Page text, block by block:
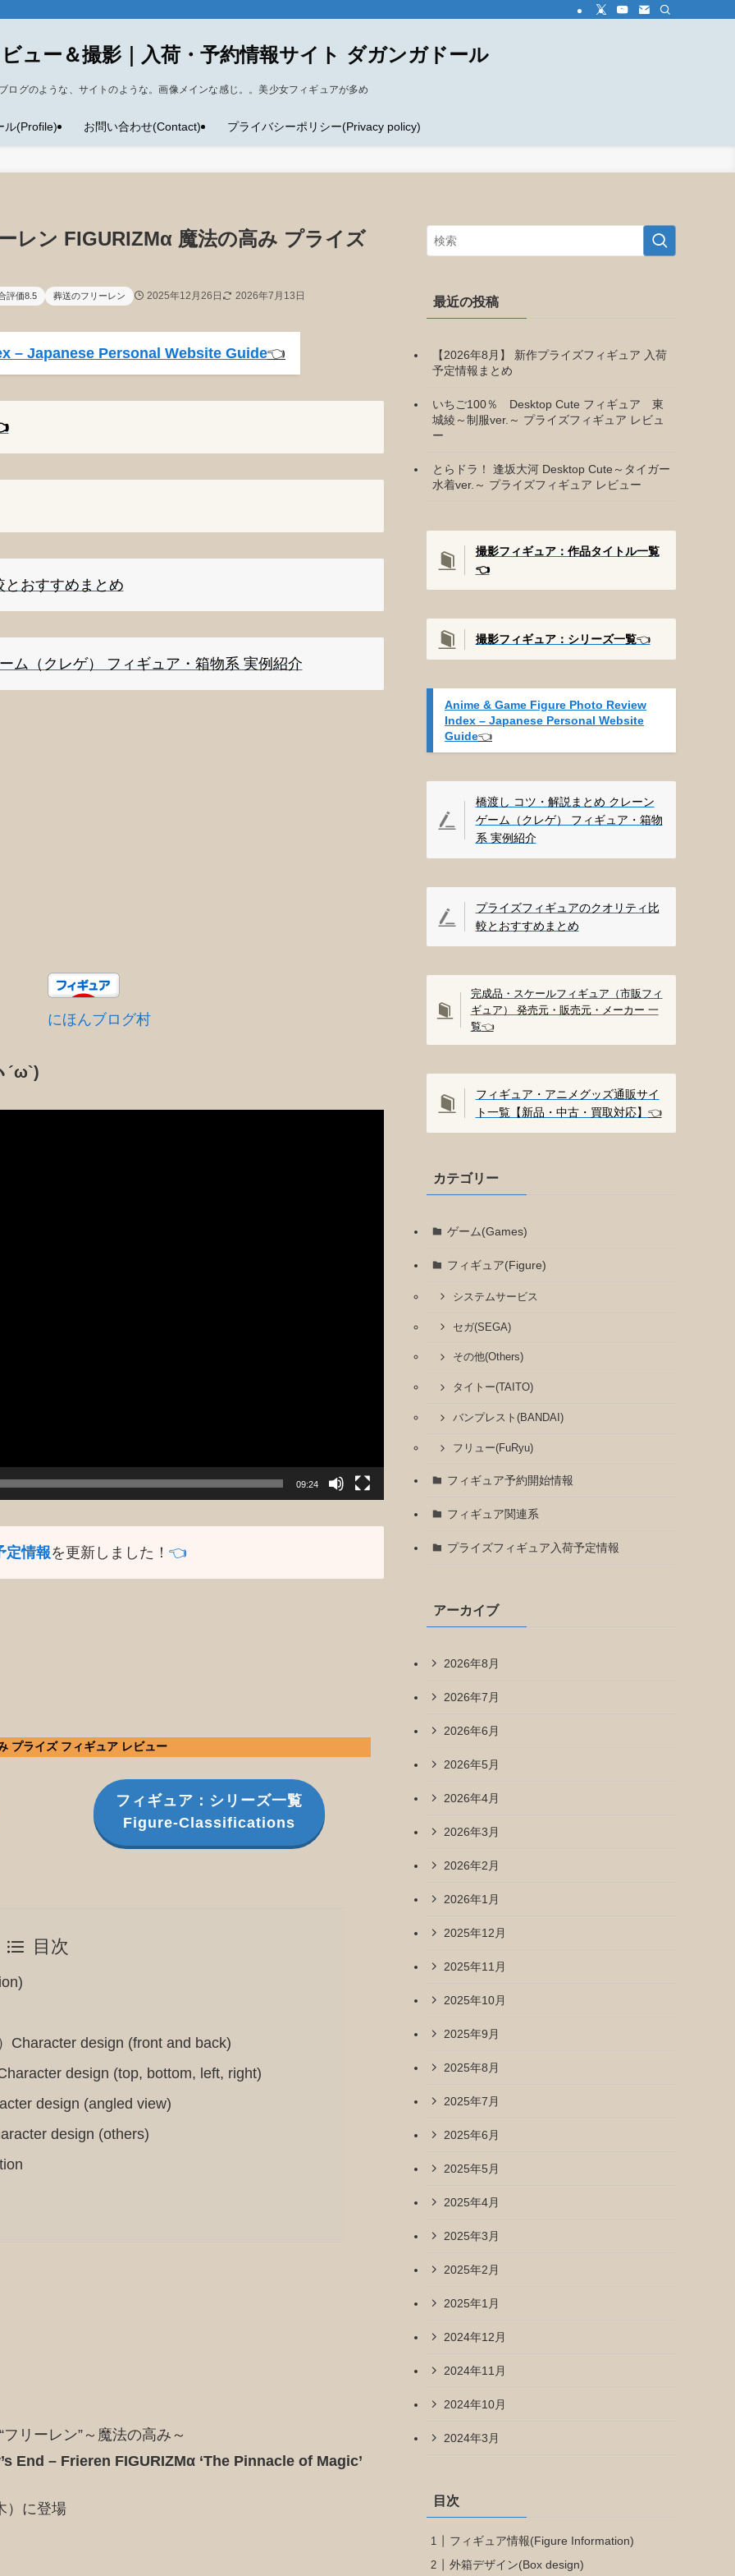
ュー＆撮影｜入荷・予約情報サイト ダガンガドール
ブログのような、サイトのような。画像メインな感じ。。美少女フィギュアが多め
ル(Profile) お問い合わせ(Contact) プライバシーポリシー(Privacy policy)
レン FIGURIZMα 魔法の高み プライズ
評価8.5 葬送のフリーレン 2025年12月26日 2026年7月13日
– Japanese Personal Website Guide👈️
とおすすめまとめ
ム（クレゲ） フィギュア・箱物系 実例紹介
にほんブログ村
´ω`)
09:24
定情報を更新しました！ 👈️
プライズ フィギュア レビュー
フィギュア：シリーズ一覧
Figure-Classifications
目次
Character design (front and back)
design (top, bottom, left, right)
design (angled view)
design (others)
リーレン”～魔法の高み～
End – Frieren FIGURIZMα ‘The Pinnacle of Magic’
）に登場
最近の投稿
【2026年8月】 新作プライズフィギュア 入荷
予定情報まとめ
いちご100％ Desktop Cute フィギュア 東
城綾～制服ver.～ プライズフィギュア レビュ
ー
とらドラ！ 逢坂大河 Desktop Cute～タイガー
水着ver.～ プライズフィギュア レビュー
撮影フィギュア：作品タイトル一覧
👈️
撮影フィギュア：シリーズ一覧👈️
Anime & Game Figure Photo Review
Index – Japanese Personal Website
Guide👈️
橋渡し コツ・解説まとめ クレーン
ゲーム（クレゲ） フィギュア・箱物
系 実例紹介
プライズフィギュアのクオリティ比
較とおすすめまとめ
完成品・スケールフィギュア（市販フィ
ギュア） 発売元・販売元・メーカー 一
覧👈️
フィギュア・アニメグッズ通販サイ
ト一覧【新品・中古・買取対応】 👈️
カテゴリー
ゲーム(Games)
フィギュア(Figure)
システムサービス
セガ(SEGA)
その他(Others)
タイトー(TAITO)
バンプレスト(BANDAI)
フリュー(FuRyu)
フィギュア予約開始情報
フィギュア関連系
プライズフィギュア入荷予定情報
アーカイブ
2026年8月
2026年7月
2026年6月
2026年5月
2026年4月
2026年3月
2026年2月
2026年1月
2025年12月
2025年11月
2025年10月
2025年9月
2025年8月
2025年7月
2025年6月
2025年5月
2025年4月
2025年3月
2025年2月
2025年1月
2024年12月
2024年11月
2024年10月
2024年3月
目次
フィギュア情報(Figure Information)
外箱デザイン(Box design)